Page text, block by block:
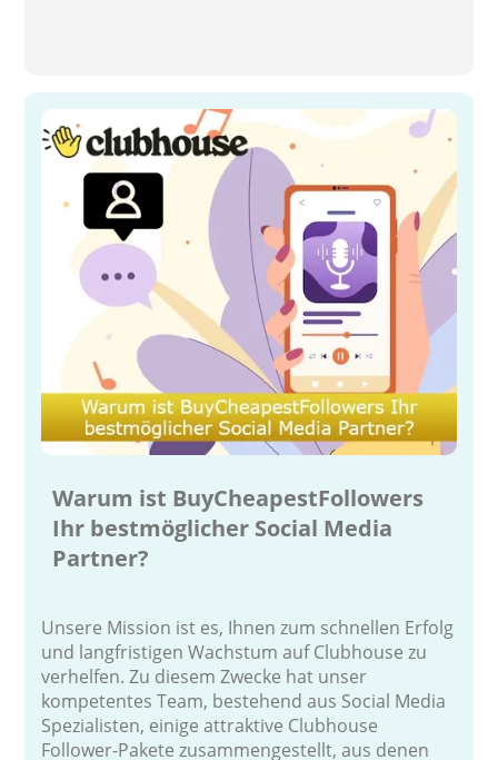
Warum ist BuyCheapestFollowers
Ihr bestmöglicher Social Media
Partner?
Unsere Mission ist es, Ihnen zum schnellen Erfolg
und langfristigen Wachstum auf Clubhouse zu
verhelfen. Zu diesem Zwecke hat unser
kompetentes Team, bestehend aus Social Media
Spezialisten, einige attraktive Clubhouse
Follower-Pakete zusammengestellt, aus denen